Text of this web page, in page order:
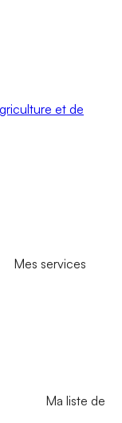
et de
Mes services
Ma liste de